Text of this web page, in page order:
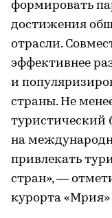
формировать
достижения
отрасли.
эффективнее
и
страны. Не
туристический
на
привлекать
стран», —
курорта